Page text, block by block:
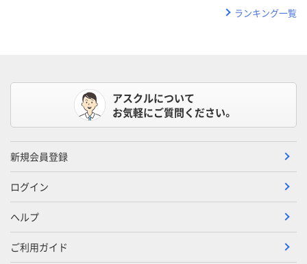
ランキング一覧
アスクルについて
お気軽にご質問ください。
新規会員登録
ログイン
ヘルプ
ご利用ガイド